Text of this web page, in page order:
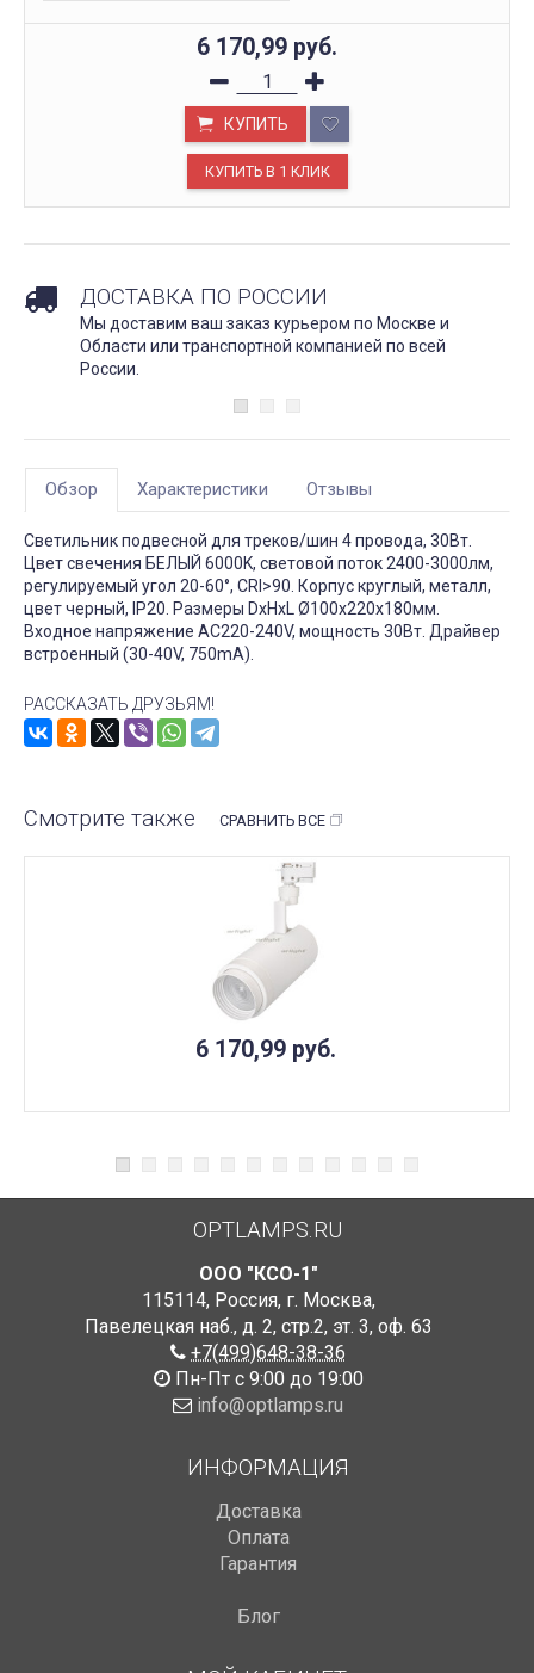
6 170,99 руб.
КУПИТЬ
ДОСТАВКА ПО РОССИИ
Мы доставим ваш заказ курьером по Москве и
Области или транспортной компанией по всей
России.
Обзор Характеристики Отзывы
Светильник подвесной для треков/шин 4 провода, 30Вт.
Цвет свечения БЕЛЫЙ 6000K, световой поток 2400-3000лм,
регулируемый угол 20-60°, CRI>90. Корпус круглый, металл,
цвет черный, IP20. Размеры DxHxL Ø100x220x180мм.
Входное напряжение AC220-240V, мощность 30Вт. Драйвер
встроенный (30-40V, 750mA).
РАССКАЗАТЬ ДРУЗЬЯМ!
Смотрите также СРАВНИТЬ ВСЕ
6 170,99 руб.
OPTLAMPS.RU
ООО "КСО-1"
115114, Россия, г. Москва,
Павелецкая наб., д. 2, стр.2, эт. 3, оф. 63
+7(499)648-38-36
Пн-Пт с 9:00 до 19:00
info@optlamps.ru
ИНФОРМАЦИЯ
Доставка
Оплата
Гарантия
Блог